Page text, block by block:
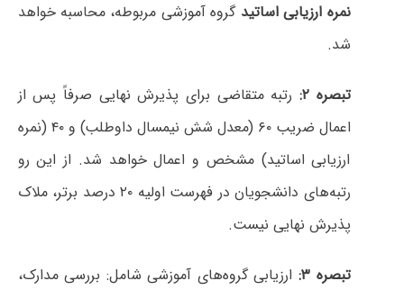
نمره ارزیابی اساتید گروه آموزشی مربوطه، محاسبه خواهد
شد.
تبصره ۲:
رتبه متقاضی برای پذیرش نهایی صرفاً پس از
اعمال ضریب ۶۰ (معدل شش نیمسال داوطلب) و ۴۰ (نمره
ارزیابی اساتید) مشخص و اعمال خواهد شد. از این رو
رتبه‌های دانشجویان در فهرست اولیه ۲۰ درصد برتر، ملاک
پذیرش نهایی نیست.
تبصره ۳:
ارزیابی گروه‌های آموزشی شامل: بررسی مدارک،